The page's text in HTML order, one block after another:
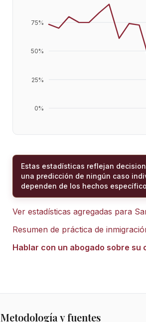
0%
25%
50%
75%
Estas estadísticas reflejan
una predicción de ningún caso
dependen de los hechos
Ver estadísticas agregadas para
Resumen de práctica de
Hablar con un abogado sobre su
Metodología y fuentes